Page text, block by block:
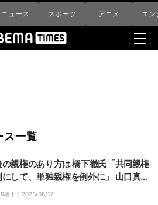
ニュース スポーツ アニメ エン
ス一覧
親権のあり方は 橋下徹氏「共同親権
にして、単独親権を例外に」 山口真由
少し離婚しやすくしたほうがいい」
橋下｜ 2023/08/17